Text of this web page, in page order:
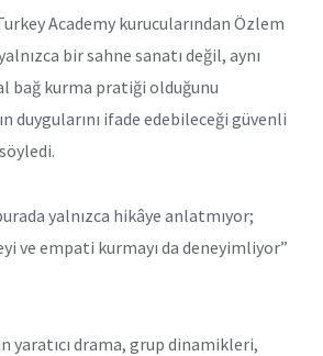
Academy kurucularından Özlem
bir sahne sanatı değil, aynı
bağ kurma pratiği olduğunu
duygularını ifade edebileceği güvenli
yalnızca hikâye anlatmıyor;
ve empati kurmayı da deneyimliyor”
yaratıcı drama, grup dinamikleri,